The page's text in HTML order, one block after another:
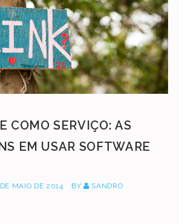
COMO SERVIÇO: AS
EM USAR SOFTWARE
MAIO DE 2014 BY
SANDRO